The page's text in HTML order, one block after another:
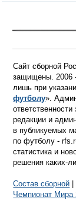
Сайт сборной
защищены. 2006 -
лишь при
футболу».
редакции и
в публикуемых
по футболу -
статистика и
решения каких-
Состав сборной
Чемпионат Мира